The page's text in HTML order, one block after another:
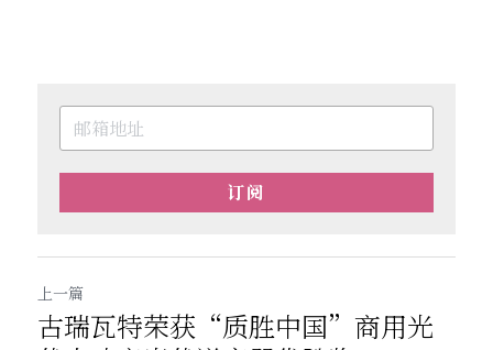
订阅
上一篇
古瑞瓦特荣获“质胜中国”商用光